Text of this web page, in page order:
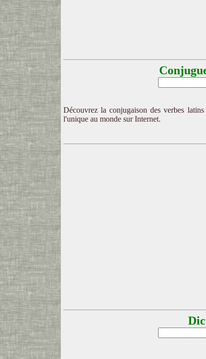
Découvrez la conjugaison des verbes
l'unique au monde sur Internet.